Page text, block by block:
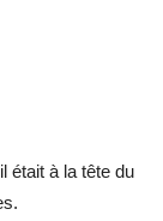
était à la tête du